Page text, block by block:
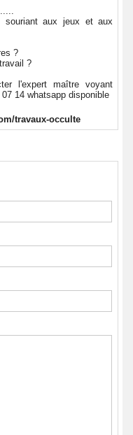
souriant aux jeux et aux
?
?
l'expert maître voyant
14 whatsapp disponible
travaux-occulte